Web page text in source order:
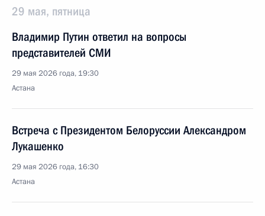
29 мая, пятница
Владимир Путин ответил на вопросы
представителей СМИ
29 мая 2026 года, 19:30
Астана
Встреча с Президентом Белоруссии Александром
Лукашенко
29 мая 2026 года, 16:30
Астана